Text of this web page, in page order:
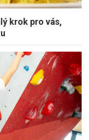
krok pro vás,